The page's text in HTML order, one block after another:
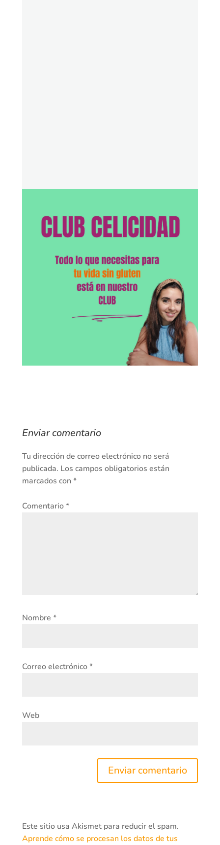
Enviar comentario
Tu dirección de correo electrónico no será
publicada. Los campos obligatorios están
marcados con *
Comentario*
Nombre *
Correo electrónico*
Web
Este sitio usa Akismet para reducir el spam.
Aprende cómo se procesan los datos de tus